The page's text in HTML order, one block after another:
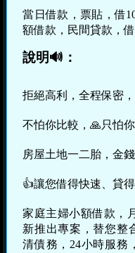
當日借款，票貼，借
額借款，民間貸款，
說明🔊：
拒絕高利，全程保密
不怕你比較，🙏只怕
房屋土地一二胎，金
👍讓您借得快速、貸
家庭主婦小額借款，
新推出專案，替您整
清債務，24小時服務